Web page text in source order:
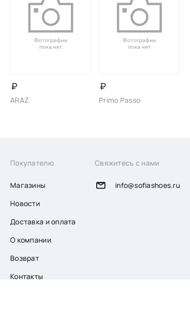
₽
ARAZ
₽
Primo Passo
Покупателю
Магазины
Новости
Доставка и оплата
О компании
Возврат
Контакты
Свяжитесь с нами
info@sofiashoes.ru